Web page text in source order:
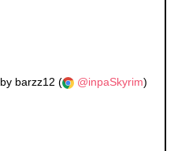
by barzz12 ( @inpaSkyrim)